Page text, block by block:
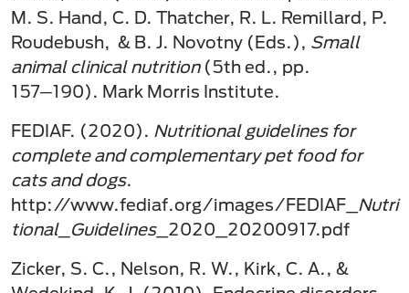
M. S. Hand, C. D. Thatcher, R. L. Remillard, P.
Roudebush, & B. J. Novotny (Eds.), Small
animal clinical nutrition(5th ed., pp.
157─190). Mark Morris Institute.
FEDIAF. (2020). Nutritional guidelines for
complete and complementary pet food for
cats and dogs.
http://www.fediaf.org/images/FEDIAF_ Nutri
tional_Guidelines_2020_20200917.pdf
Zicker, S. C., Nelson, R. W., Kirk, C. A., &